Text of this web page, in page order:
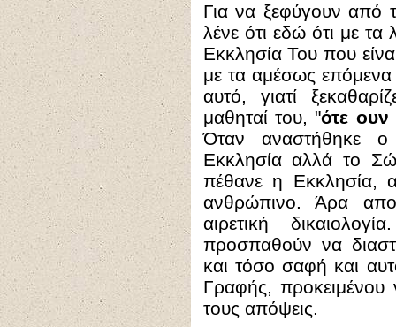
Για να ξεφύγουν από
λένε ότι εδώ ότι με
Εκκλησία Του που
με τα αμέσως επόμενα
αυτό, γιατί
μαθηταί του, "ότε
Όταν αναστήθηκε
Εκκλησία αλλά το
πέθανε η Εκκλησία,
ανθρώπινο. Άρα
αιρετική
προσπαθούν να
και τόσο σαφή και
Γραφής, προκειμένου
τους απόψεις.